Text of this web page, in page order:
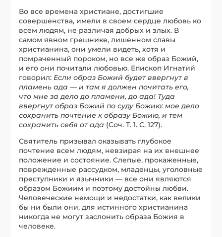
Во все времена христиане, достигшие
совершенства, имели в своем сердце любовь ко
всем людям, не различая добрых и злых. В
самом явном грешнике, лишенном славы
христианина, они умели видеть, хотя и
помраченный пороком, но все же образ Божий,
и его они почитали любовью. Епископ Игнатий
говорил: Если образ Божий будет ввергнут в
пламень ада — и там я должен почитать его,
что мне за дело до пламени, до ада! Туда
ввергнут образ Божий по суду Божию: мое дело
сохранить почтение к образу Божию, и тем
сохранить себя от ада (Соч. Т. 1. С. 127).
Святитель призывал оказывать глубокое
почтение всем людям, невзирая на их внешнее
положение и состояние. Слепые, прокаженные,
поврежденные рассудком, младенцы, уголовные
преступники и язычники — все они являются
образом Божиим и поэтому достойны любви.
Человеческие немощи и недостатки, как велики
бы ни были они, для истинного христианина
никогда не могут заслонить образа Божия в
человеке.